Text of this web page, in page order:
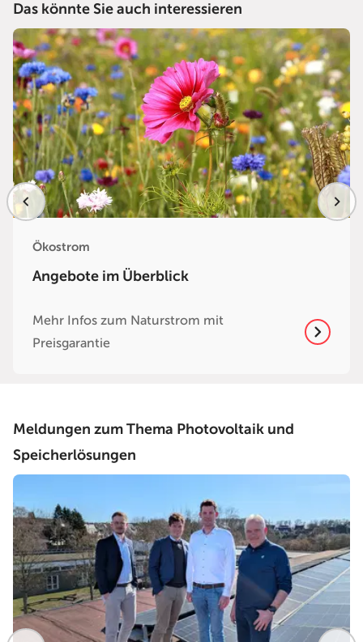
Das könnte Sie auch interessieren
Ökostrom
Angebote im Überblick
Mehr Infos zum Naturstrom mit
Preisgarantie
Meldungen zum Thema Photovoltaik und
Speicherlösungen